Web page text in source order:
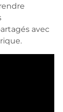
avec